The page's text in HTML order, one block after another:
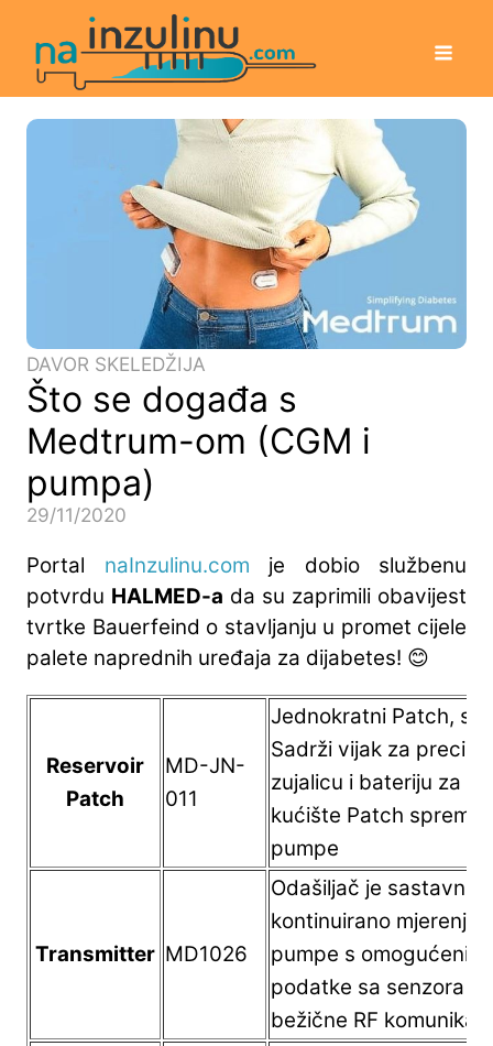
DAVOR SKELEDŽIJA
Što se događa s
Medtrum-om (CGM i
pumpa)
29/11/2020
Portal naInzulinu.com je dobio službenu
potvrdu HALMED-a da su zaprimili obavijest
tvrtke Bauerfeind o stavljanju u promet cijele
palete naprednih uređaja za dijabetes! 😊
Reservoir
Patch
MD-JN-
011
Jednokratni Patch,
Sadrži vijak za
zujalicu i bateriju za
kućište Patch
pumpe
Transmitter MD1026
Odašiljač je sastavni
kontinuirano mjerenje
pumpe s
podatke sa senzora i
bežične RF